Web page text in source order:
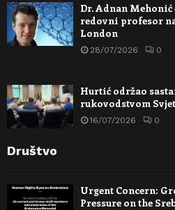
Dr. Adnan Mehonić
redovni profesor
London
28/07/2026 0
Hurtić održao
rukovodstvom
16/07/2026 0
Društvo
Urgent Concern:
Pressure on the